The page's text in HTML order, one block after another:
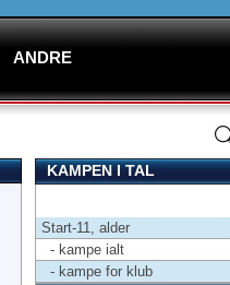
ANDRE
KAMPEN I TAL
Start-11, alder
- kampe ialt
- kampe for klub